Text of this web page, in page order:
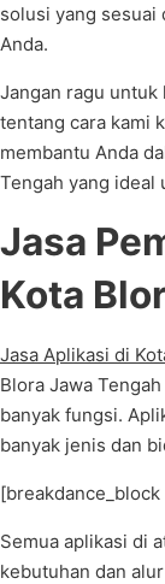
solusi yang sesuai
Anda.
Jangan ragu
tentang cara kami
membantu Anda
Tengah yang ideal
Jasa
Kota
Jasa Aplikasi di
Blora Jawa
banyak fungsi.
banyak jenis dan
Semua aplikasi di
kebutuhan dan